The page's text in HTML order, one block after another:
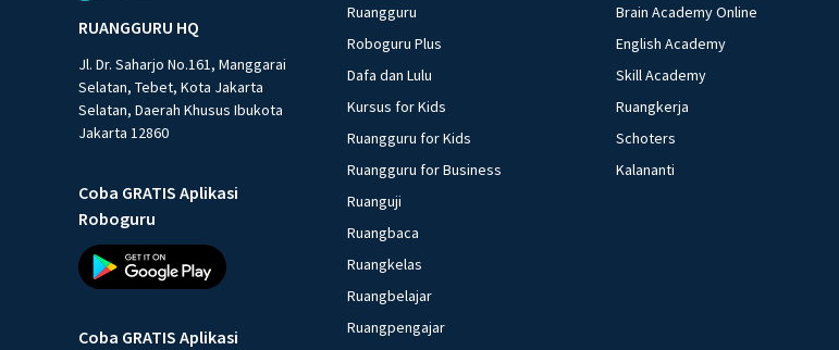
RUANGGURU HQ
Jl. Dr. Saharjo No.161, Manggarai
Selatan, Tebet, Kota Jakarta
Selatan, Daerah Khusus Ibukota
Jakarta 12860
Coba GRATIS Aplikasi
Roboguru
Coba GRATIS Aplikasi
Ruangguru
Roboguru Plus
Dafa dan Lulu
Kursus for Kids
Ruangguru for Kids
Ruangguru for Business
Ruanguji
Ruangbaca
Ruangkelas
Ruangbelajar
Ruangpengajar
Brain Academy Online
English Academy
Skill Academy
Ruangkerja
Schoters
Kalananti